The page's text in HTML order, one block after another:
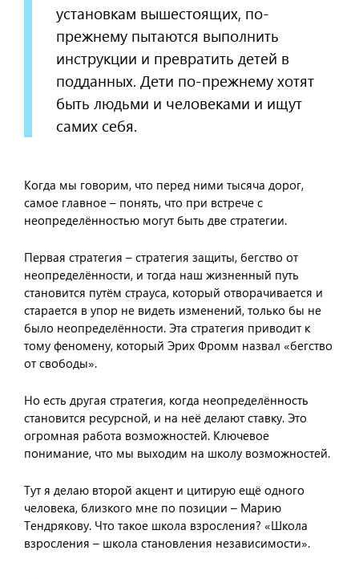
установкам вышестоящих, по-
прежнему пытаются выполнить
инструкции и превратить детей в
подданных. Дети по-прежнему хотят
быть людьми и человеками и ищут
самих себя.
Когда мы говорим, что перед ними тысяча дорог,
самое главное – понять, что при встрече с
неопределённостью могут быть две стратегии.
Первая стратегия – стратегия защиты, бегство от
неопределённости, и тогда наш жизненный путь
становится путём страуса, который отворачивается и
старается в упор не видеть изменений, только бы не
было неопределённости. Эта стратегия приводит к
тому феномену, который Эрих Фромм назвал «бегство
от свободы».
Но есть другая стратегия, когда неопределённость
становится ресурсной, и на неё делают ставку. Это
огромная работа возможностей. Ключевое
понимание, что мы выходим на школу возможностей.
Тут я делаю второй акцент и цитирую ещё одного
человека, близкого мне по позиции – Марию
Тендрякову. Что такое школа взросления? «Школа
взросления – школа становления независимости».